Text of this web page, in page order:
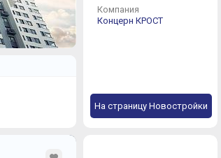
Компания
Концерн КРОСТ
На страницу Новостройки